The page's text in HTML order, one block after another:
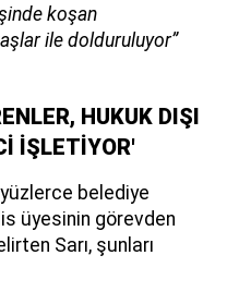
koşan
ile dolduruluyor”
HUKUK DIŞI
İŞLETİYOR'
yüzlerce belediye
üyesinin görevden
Sarı, şunları